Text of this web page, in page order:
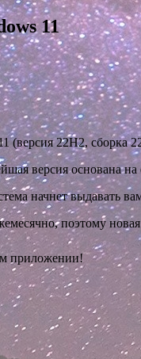
11
22H2, сборка
версия основана на
начнет выдавать
поэтому новая
приложении!